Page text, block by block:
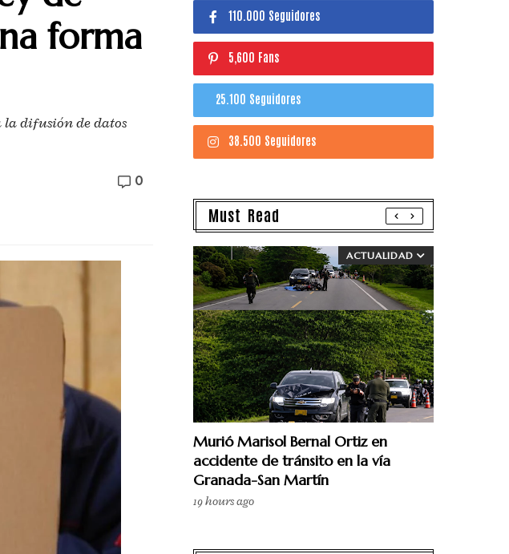
forma
la difusión de datos
0
110.000 Seguidores
5,600 Fans
25.100 Seguidores
38.500 Seguidores
Must Read
ACTUALIDAD
Murió Marisol Bernal Ortiz en
accidente de tránsito en la vía
Granada-San Martín
19 hours ago